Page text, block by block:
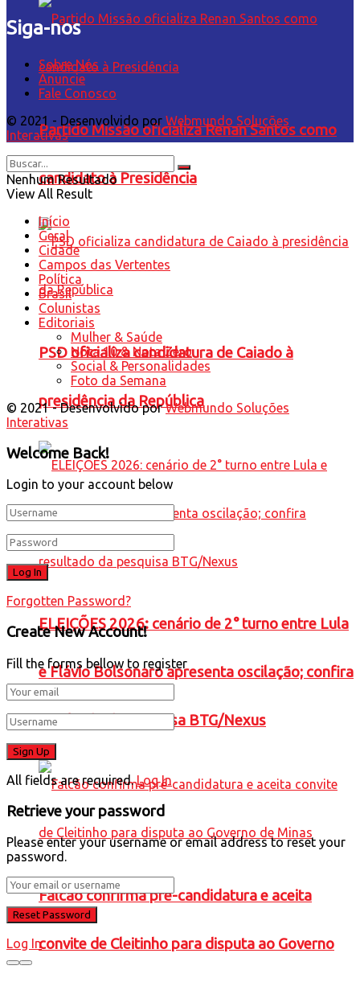
Partido Missão oficializa Renan Santos como
candidato à Presidência
PSD oficializa candidatura de Caiado à
presidência da República
ELEIÇÕES 2026: cenário de 2° turno entre Lula
e Flávio Bolsonaro apresenta oscilação; confira
resultado da pesquisa BTG/Nexus
Falcão confirma pré-candidatura e aceita
convite de Cleitinho para disputa ao Governo
Siga-nos
Sobre Nós
Anuncie
Fale Conosco
© 2021 - Desenvolvido por Webmundo Soluções
Interativas
Nenhum Resultado
View All Result
Início
Geral
Cidade
Campos das Vertentes
Política
Brasil
Colunistas
Editoriais
Mulher & Saúde
Nota 10 & Nota Zero
Social & Personalidades
Foto da Semana
© 2021 - Desenvolvido porWebmundo Soluções
Interativas
Welcome Back!
Login to your account below
Forgotten Password?
Create New Account!
Fill the forms bellow to register
All fields are required. Log In
Retrieve your password
Please enter your username or email address to reset your
password.
Log In